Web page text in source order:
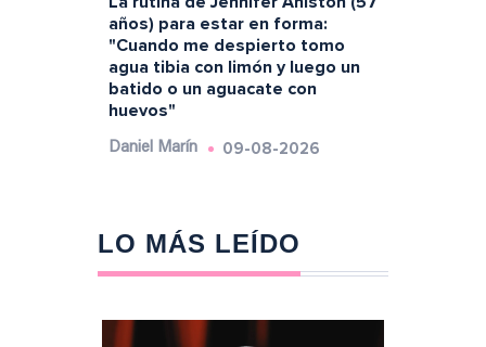
años) para estar en forma:
"Cuando me despierto tomo
agua tibia con limón y luego un
batido o un aguacate con
huevos"
Daniel Marín 09-08-2026
LO MÁS LEÍDO